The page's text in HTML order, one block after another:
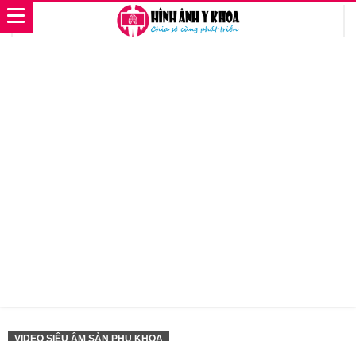
VIDEO SIÊU ÂM SẢN PHỤ KHOA